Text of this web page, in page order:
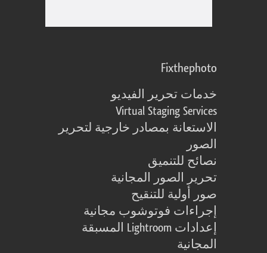
Fixthephoto
خدمات تحرير الفيديو
Virtual Staging Services
الاستعانة بمصادر خارجية لتحرير
الصور
نصائح للتنميق
تحرير الصور المجانية
صور أولية للتنقيح
إجراءات فوتوشوب مجانية
إعدادات Lightroom المسبقة
المجانية